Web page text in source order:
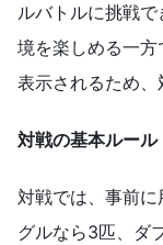
ルバトルに挑戦
境を楽しめる一方
表示されるため、
対戦の基本ルール
対戦では、事前
グルなら3匹、ダ